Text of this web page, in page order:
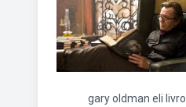
gary oldman eli livro